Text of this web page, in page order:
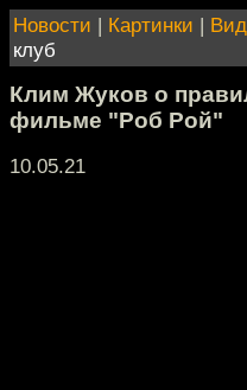
Новости | Картинки |
клуб
Клим Жуков о
фильме "Роб Рой"
10.05.21